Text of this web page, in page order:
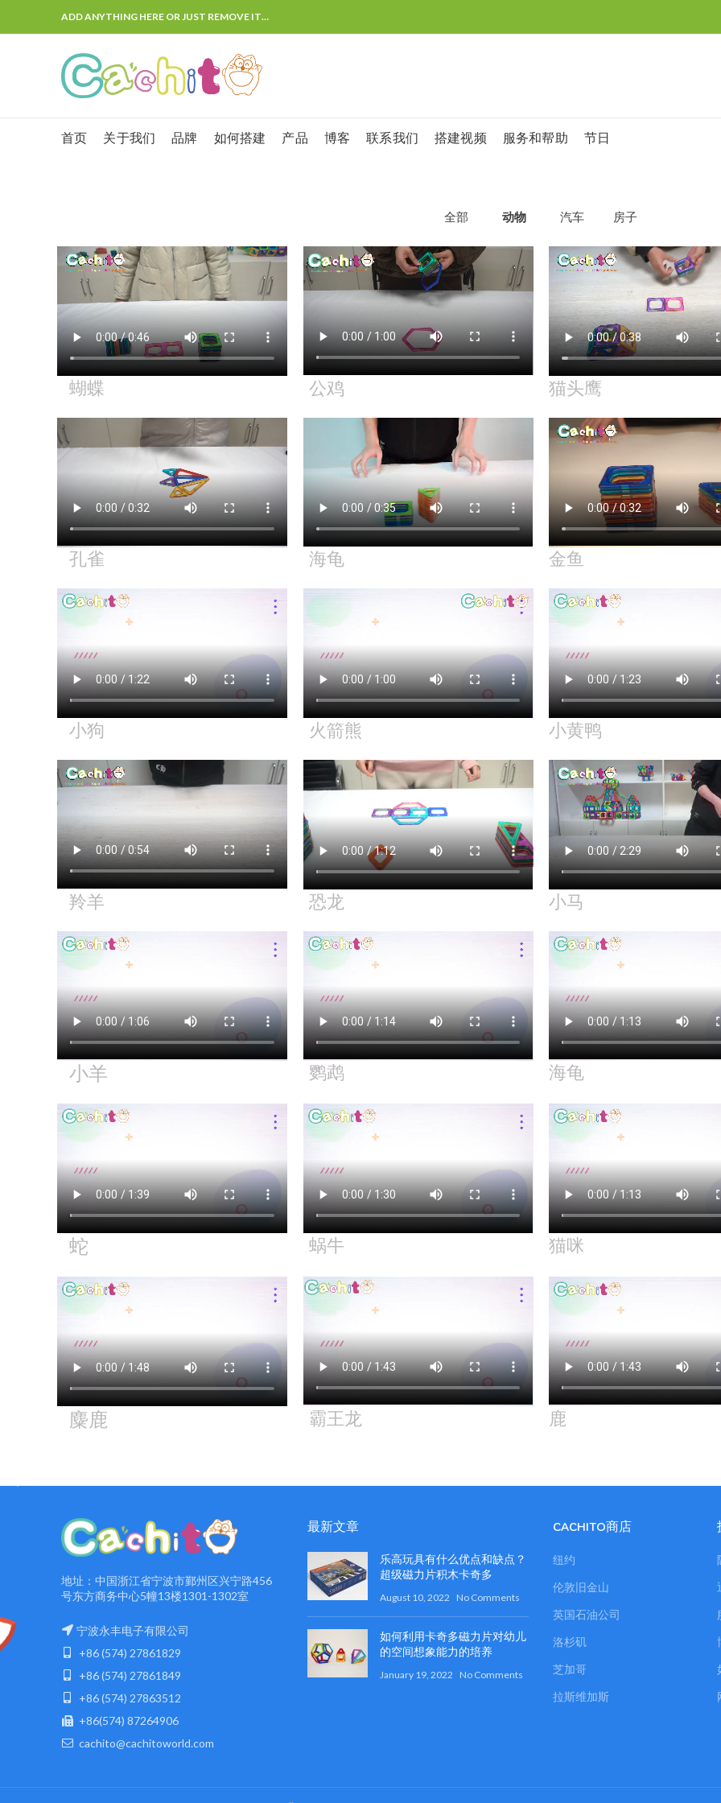
ADD ANYTHING HERE OR JUST REMOVE IT…
首页 关于我们 品牌 如何搭建 产品 博客 联系我们 搭建视频 服务和帮助 节日
全部 动物 汽车 房子
蝴蝶 公鸡 猫头鹰
孔雀 海龟 金鱼
小狗 火箭熊 小黄鸭
羚羊 恐龙 小马
小羊 鹦鹉 海龟
蛇 蜗牛 猫咪
麋鹿 霸王龙 鹿
地址：中国浙江省宁波市鄞州区兴宁路456
号东方商务中心5幢13楼1301-1302室
宁波永丰电子有限公司
+86 (574) 27861829
+86 (574) 27861849
+86 (574) 27863512
+86(574) 87264906
cachito@cachitoworld.com
最新文章
乐高玩具有什么优点和缺点？
超级磁力片积木卡奇多
August 10, 2022 No Comments
如何利用卡奇多磁力片对幼儿
的空间想象能力的培养
January 19, 2022 No Comments
CACHITO商店
纽约
伦敦旧金山
英国石油公司
洛杉矶
芝加哥
拉斯维加斯